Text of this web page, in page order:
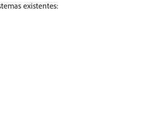
existentes: